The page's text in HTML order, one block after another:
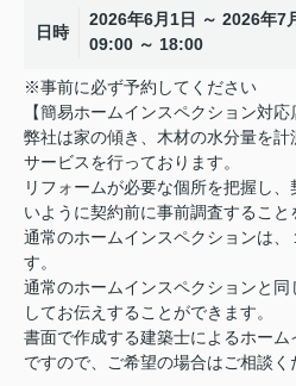
日時
2026年6月1日 ～ 2026年7
09:00 ～ 18:00
※事前に必ず予約してください
【簡易ホームインスペクション対応
弊社は家の傾き、木材の水分量を
サービスを行っております。
リフォームが必要な個所を把握し
いように契約前に事前調査すること
通常のホームインスペクションは
す。
通常のホームインスペクションと
してお伝えすることができます。
書面で作成する建築士によるホー
ですので、ご希望の場合はご相談く